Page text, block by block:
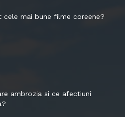
cele mai bune filme coreene?
ambrozia si ce afectiuni